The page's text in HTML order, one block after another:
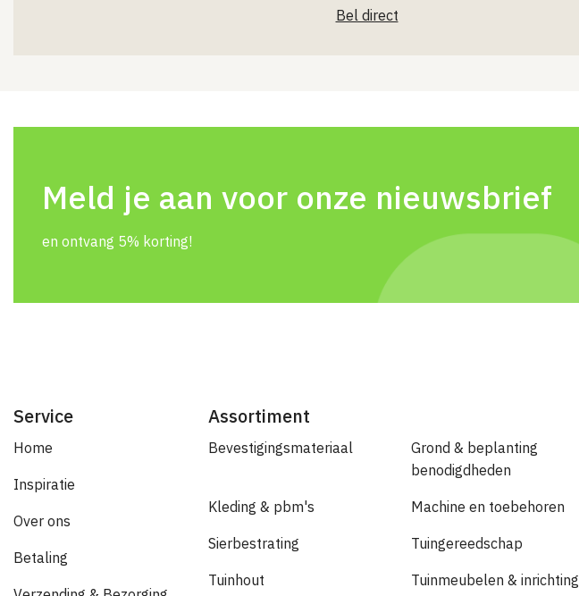
Bel direct
Meld je aan voor onze nieuwsbrief
en ontvang 5% korting!
Service
Home
Inspiratie
Over ons
Betaling
Assortiment
Bevestigingsmateriaal
Grond & beplanting
benodigdheden
Kleding & pbm's Machine en toebehoren
Sierbestrating Tuingereedschap
Tuinhout Tuinmeubelen & inrichting